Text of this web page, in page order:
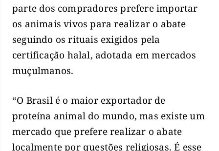
parte dos compradores prefere importar
os animais vivos para realizar o abate
seguindo os rituais exigidos pela
certificação halal, adotada em mercados
muçulmanos.
“O Brasil é o maior exportador de
proteína animal do mundo, mas existe um
mercado que prefere realizar o abate
localmente por questões religiosas. É esse